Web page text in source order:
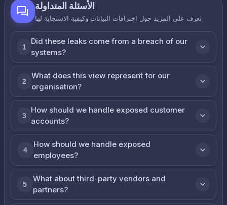
الأسئلة المتداولة
تعرف على المزيد حول اختراقات البيانات وكيفية الاستجابة لها
1
Did these leaks come from a breach of our
systems?
2
What does this view represent for our
organisation?
3
How should we handle exposed customer
accounts?
4
How should we handle exposed
employees?
5
What about third-party vendors and
partners?